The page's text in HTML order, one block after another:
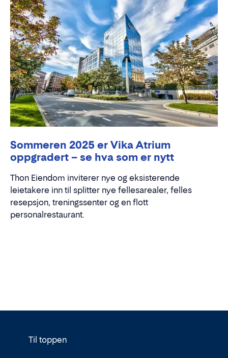
Sommeren 2025 er Vika Atrium
oppgradert – se hva som er nytt
Thon Eiendom inviterer nye og eksisterende
leietakere inn til splitter nye fellesarealer, felles
resepsjon, treningssenter og en flott
personalrestaurant.
Til toppen